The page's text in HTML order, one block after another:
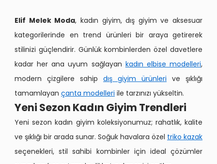
Elif Melek Moda, kadın giyim, dış giyim ve aksesuar
kategorilerinde en trend ürünleri bir araya getirerek
stilinizi güçlendirir. Günlük kombinlerden özel davetlere
kadar her ana uyum sağlayan kadın elbise modelleri,
modern çizgilere sahip dış giyim ürünleri ve şıklığı
tamamlayan çanta modelleri ile tarzınızı yükseltin.
Yeni Sezon Kadın Giyim Trendleri
Yeni sezon kadın giyim koleksiyonumuz; rahatlık, kalite
ve şıklığı bir arada sunar. Soğuk havalara özel triko kazak
seçenekleri, stil sahibi kombinler için ideal çözümler